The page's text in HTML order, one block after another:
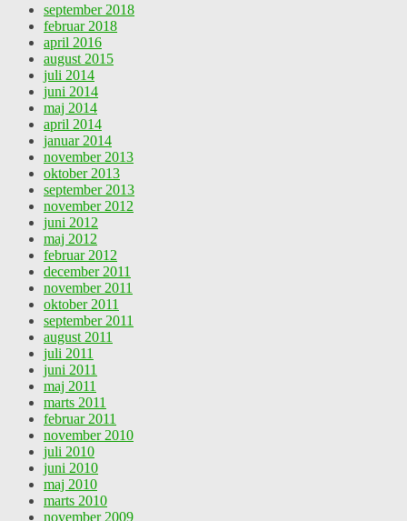
september 2018
februar 2018
april 2016
august 2015
juli 2014
juni 2014
maj 2014
april 2014
januar 2014
november 2013
oktober 2013
september 2013
november 2012
juni 2012
maj 2012
februar 2012
december 2011
november 2011
oktober 2011
september 2011
august 2011
juli 2011
juni 2011
maj 2011
marts 2011
februar 2011
november 2010
juli 2010
juni 2010
maj 2010
marts 2010
november 2009